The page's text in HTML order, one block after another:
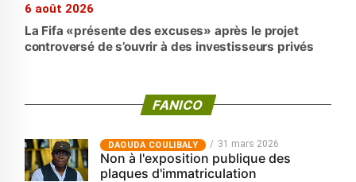
6 août 2026
La Fifa «présente des excuses» après le projet
controversé de s’ouvrir à des investisseurs privés
FANICO
‎DAOUDA COULIBALY 31 mars 2026
Non à l'exposition publique des
plaques d'immatriculation